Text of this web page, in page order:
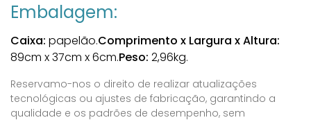
Embalagem:
Caixa: papelão.Comprimento x Largura x Altura:
89cm x 37cm x 6cm.Peso: 2,96kg.
Reservamo-nos o direito de realizar atualizações
tecnológicas ou ajustes de fabricação, garantindo a
qualidade e os padrões de desempenho, sem